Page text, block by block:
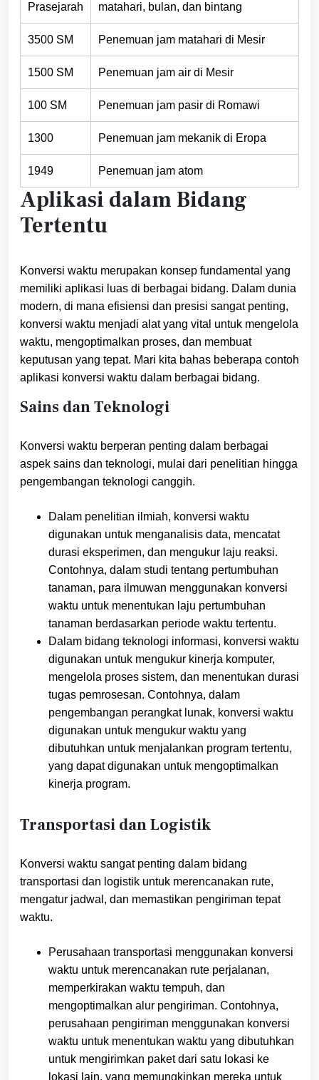
Prasejarah
matahari, bulan, dan bintang
3500 SM Penemuan jam matahari di Mesir
1500 SM Penemuan jam air di Mesir
100 SM Penemuan jam pasir di Romawi
1300 Penemuan jam mekanik di Eropa
1949 Penemuan jam atom
Aplikasi dalam Bidang
Tertentu
Konversi waktu merupakan konsep fundamental yang
memiliki aplikasi luas di berbagai bidang. Dalam dunia
modern, di mana efisiensi dan presisi sangat penting,
konversi waktu menjadi alat yang vital untuk mengelola
waktu, mengoptimalkan proses, dan membuat
keputusan yang tepat. Mari kita bahas beberapa contoh
aplikasi konversi waktu dalam berbagai bidang.
Sains dan Teknologi
Konversi waktu berperan penting dalam berbagai
aspek sains dan teknologi, mulai dari penelitian hingga
pengembangan teknologi canggih.
Dalam penelitian ilmiah, konversi waktu
digunakan untuk menganalisis data, mencatat
durasi eksperimen, dan mengukur laju reaksi.
Contohnya, dalam studi tentang pertumbuhan
tanaman, para ilmuwan menggunakan konversi
waktu untuk menentukan laju pertumbuhan
tanaman berdasarkan periode waktu tertentu.
Dalam bidang teknologi informasi, konversi waktu
digunakan untuk mengukur kinerja komputer,
mengelola proses sistem, dan menentukan durasi
tugas pemrosesan. Contohnya, dalam
pengembangan perangkat lunak, konversi waktu
digunakan untuk mengukur waktu yang
dibutuhkan untuk menjalankan program tertentu,
yang dapat digunakan untuk mengoptimalkan
kinerja program.
Transportasi dan Logistik
Konversi waktu sangat penting dalam bidang
transportasi dan logistik untuk merencanakan rute,
mengatur jadwal, dan memastikan pengiriman tepat
waktu.
Perusahaan transportasi menggunakan konversi
waktu untuk merencanakan rute perjalanan,
memperkirakan waktu tempuh, dan
mengoptimalkan alur pengiriman. Contohnya,
perusahaan pengiriman menggunakan konversi
waktu untuk menentukan waktu yang dibutuhkan
untuk mengirimkan paket dari satu lokasi ke
lokasi lain, yang memungkinkan mereka untuk